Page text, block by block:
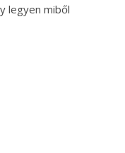
legyen miből